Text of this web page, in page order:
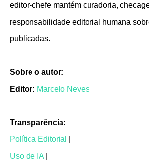
editor-chefe mantém curadoria,
responsabilidade editorial humana
publicadas.
Sobre o autor:
Editor: Marcelo Neves
Transparência:
Política Editorial
Uso de IA